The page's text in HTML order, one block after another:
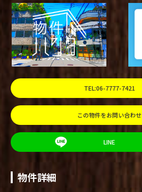
TEL:06-7777-7421
この物件をお問い合わせ
LINE
物件詳細